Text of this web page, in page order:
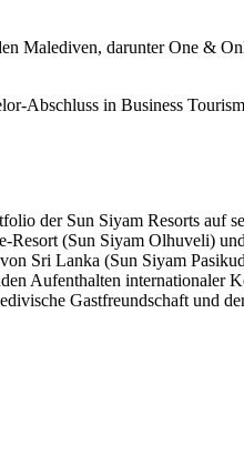
Malediven, darunter One &
Abschluss in Business
der Sun Siyam Resorts auf
(Sun Siyam Olhuveli)
Sri Lanka (Sun Siyam
Aufenthalten internationaler
Gastfreundschaft und